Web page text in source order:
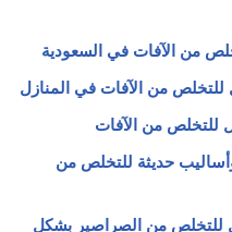
من الآفات في السعودية
من الآفات في المنازل
للتخلص من الآفات
حديثة للتخلص من
من الصراصير بشكل